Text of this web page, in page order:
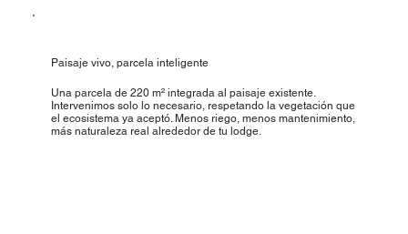
Paisaje vivo, parcela inteligente
Una parcela de 220 m² integrada al paisaje existente.
Intervenimos solo lo necesario, respetando la vegetación que
el ecosistema ya aceptó. Menos riego, menos mantenimiento,
más naturaleza real alrededor de tu lodge.